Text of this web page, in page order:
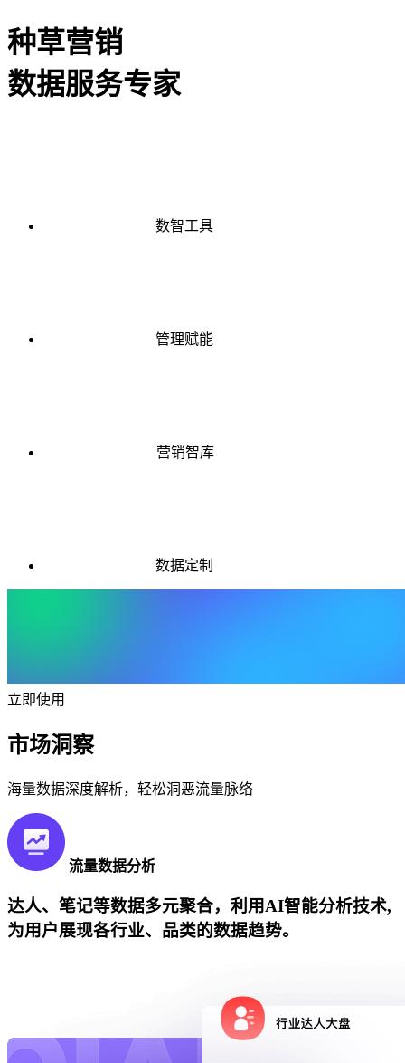
种草营销
数据服务专家
数智工具
管理赋能
营销智库
数据定制
立即使用
市场洞察
海量数据深度解析，轻松洞恶流量脉络
流量数据分析
达人、笔记等数据多元聚合，利用AI智能分析技术,
为用户展现各行业、品类的数据趋势。